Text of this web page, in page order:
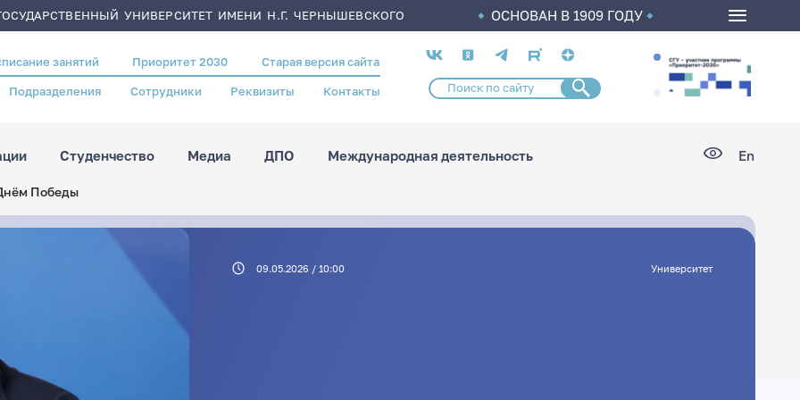
УНИВЕРСИТЕТ ИМЕНИ Н.Г. ЧЕРНЫШЕВСКОГО ОСНОВАН В 1909 ГОДУ
занятий Приоритет 2030 Старая версия сайта
Подразделения Сотрудники Реквизиты Контакты
Социальные
сети
Студенчество Медиа ДПО Международная деятельность En
Победы
09.05.2026 / 10:00 Университет